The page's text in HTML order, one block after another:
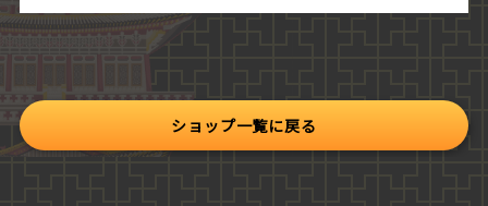
ショップ一覧に戻る